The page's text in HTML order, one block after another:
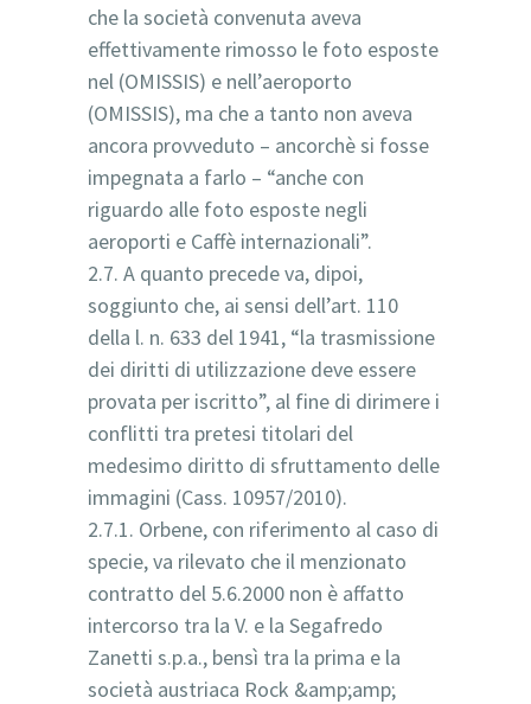
che la società convenuta aveva
effettivamente rimosso le foto esposte
nel (OMISSIS) e nell’aeroporto
(OMISSIS), ma che a tanto non aveva
ancora provveduto – ancorchè si fosse
impegnata a farlo – “anche con
riguardo alle foto esposte negli
aeroporti e Caffè internazionali”.
2.7. A quanto precede va, dipoi,
soggiunto che, ai sensi dell’art. 110
della l. n. 633 del 1941, “la trasmissione
dei diritti di utilizzazione deve essere
provata per iscritto”, al fine di dirimere i
conflitti tra pretesi titolari del
medesimo diritto di sfruttamento delle
immagini (Cass. 10957/2010).
2.7.1. Orbene, con riferimento al caso di
specie, va rilevato che il menzionato
contratto del 5.6.2000 non è affatto
intercorso tra la V. e la Segafredo
Zanetti s.p.a., bensì tra la prima e la
società austriaca Rock &amp;amp;